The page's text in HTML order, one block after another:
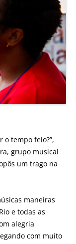
o tempo feio?”,
grupo musical
um trago na
maneiras
e todas as
alegria
com muito